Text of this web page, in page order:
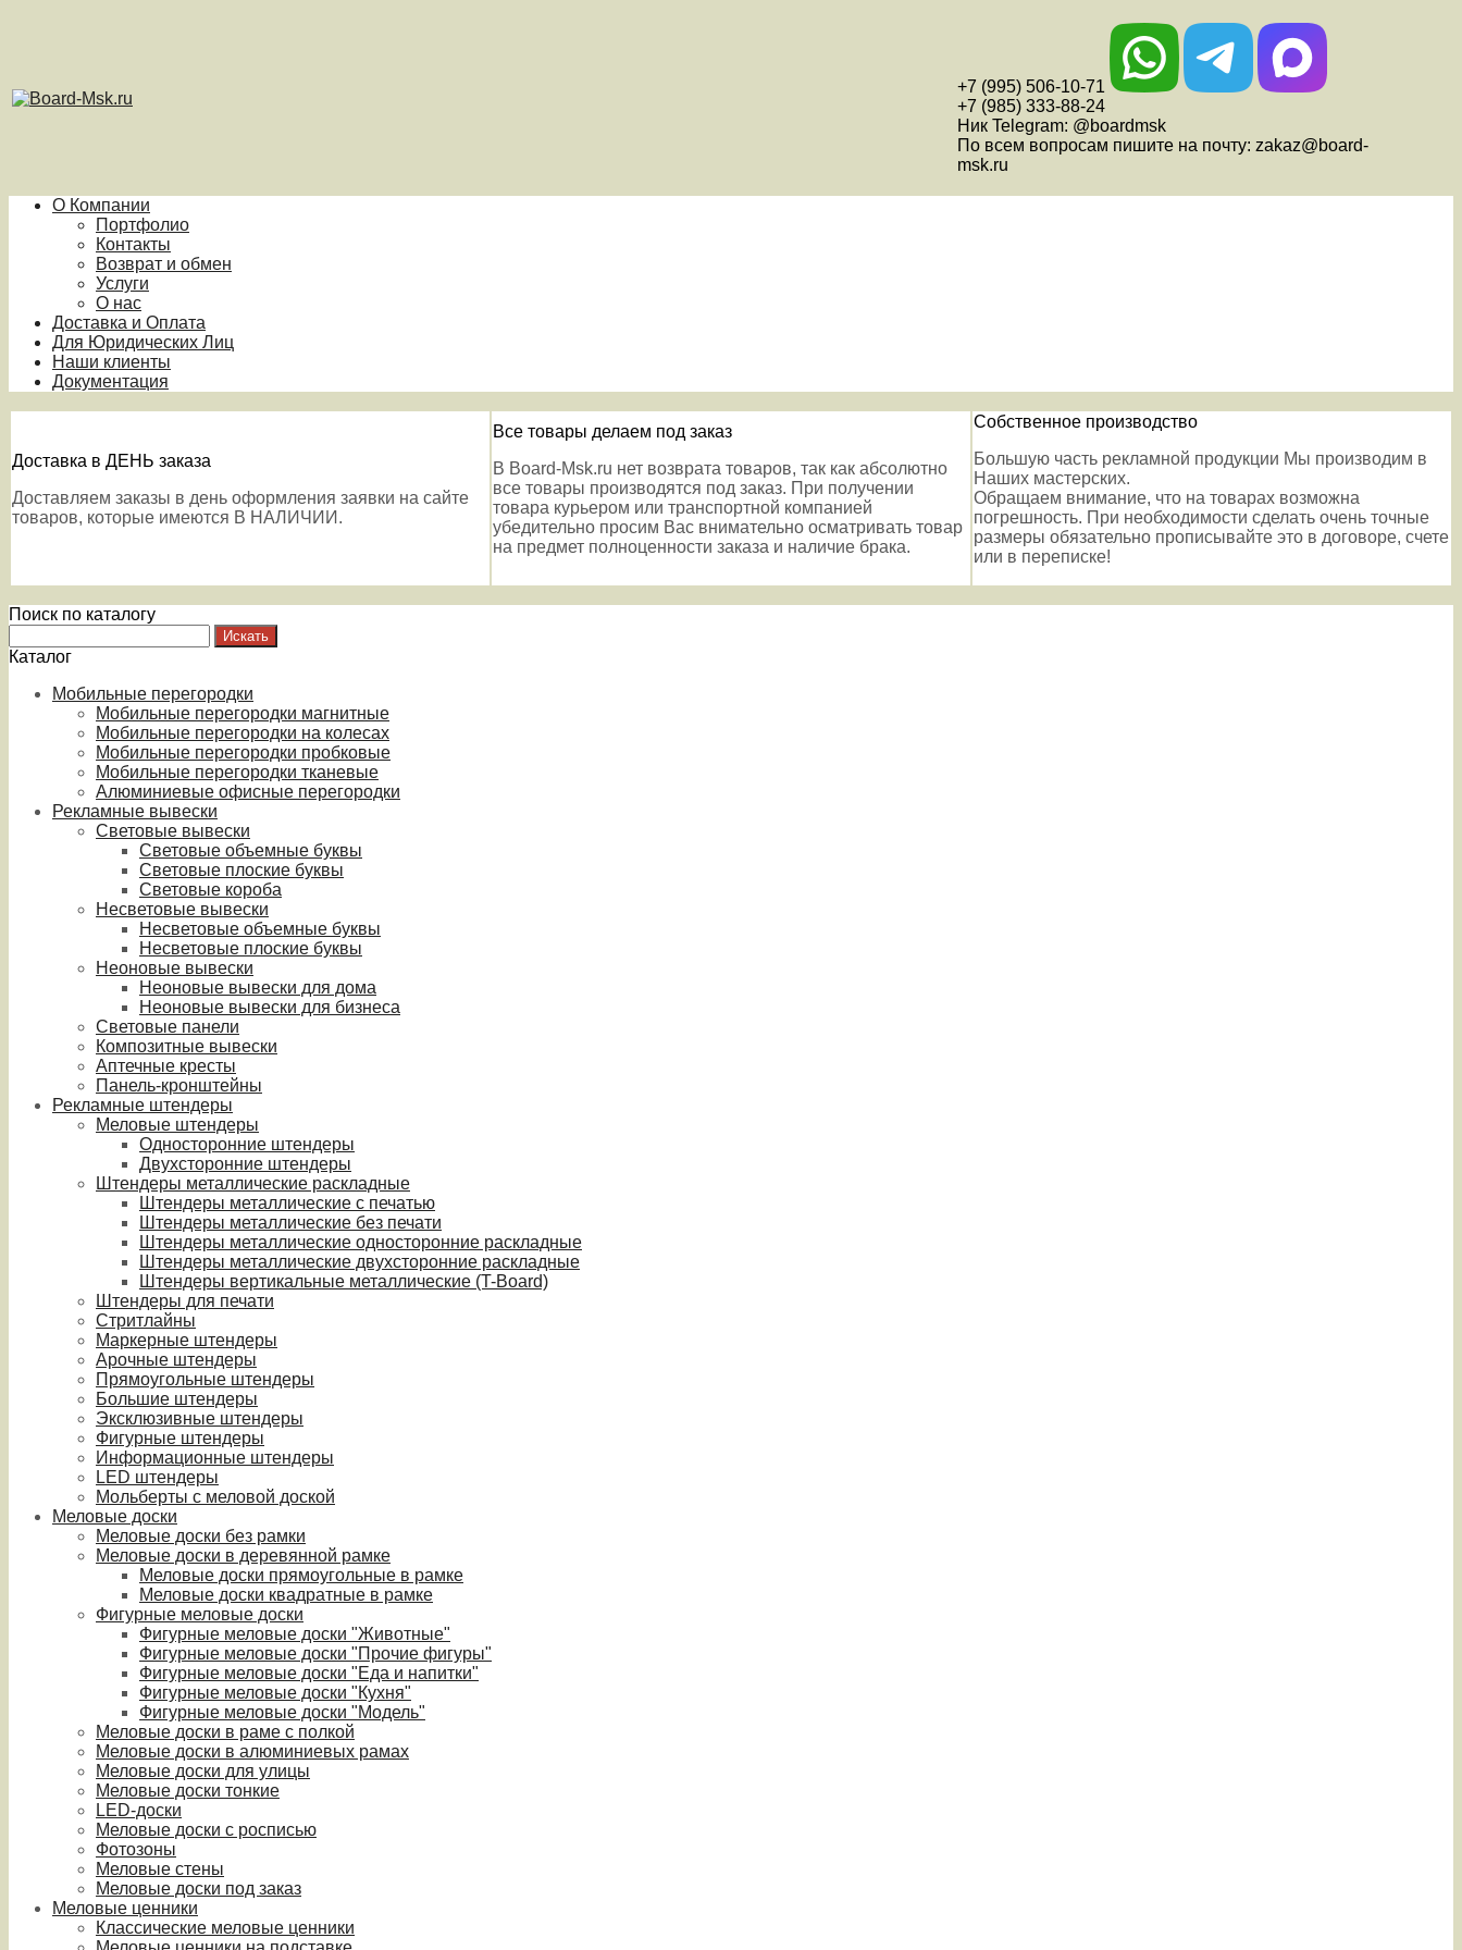
+7 (995) 506-10-71
+7 (985) 333-88-24
Ник Telegram: @boardmsk
По всем вопросам пишите на почту: zakaz@board-
msk.ru
О Компании
Портфолио
Контакты
Возврат и обмен
Услуги
О нас
Доставка и Оплата
Для Юридических Лиц
Наши клиенты
Документация
Доставка в ДЕНЬ заказа
Доставляем заказы в день оформления заявки на сайте
товаров, которые имеются В НАЛИЧИИ.
Все товары делаем под заказ
В Board-Msk.ru нет возврата товаров, так как абсолютно
все товары производятся под заказ. При получении
товара курьером или транспортной компанией
убедительно просим Вас внимательно осматривать товар
на предмет полноценности заказа и наличие брака.
Собственное производство
Большую часть рекламной продукции Мы производим в
Наших мастерских.
Обращаем внимание, что на товарах возможна
погрешность. При необходимости сделать очень точные
размеры обязательно прописывайте это в договоре, счете
или в переписке!
Поиск по каталогу
Каталог
Мобильные перегородки
Мобильные перегородки магнитные
Мобильные перегородки на колесах
Мобильные перегородки пробковые
Мобильные перегородки тканевые
Алюминиевые офисные перегородки
Рекламные вывески
Световые вывески
Световые объемные буквы
Световые плоские буквы
Световые короба
Несветовые вывески
Несветовые объемные буквы
Несветовые плоские буквы
Неоновые вывески
Неоновые вывески для дома
Неоновые вывески для бизнеса
Световые панели
Композитные вывески
Аптечные кресты
Панель-кронштейны
Рекламные штендеры
Меловые штендеры
Односторонние штендеры
Двухсторонние штендеры
Штендеры металлические раскладные
Штендеры металлические с печатью
Штендеры металлические без печати
Штендеры металлические односторонние раскладные
Штендеры металлические двухсторонние раскладные
Штендеры вертикальные металлические (T-Board)
Штендеры для печати
Стритлайны
Маркерные штендеры
Арочные штендеры
Прямоугольные штендеры
Большие штендеры
Эксклюзивные штендеры
Фигурные штендеры
Информационные штендеры
LED штендеры
Мольберты с меловой доской
Меловые доски
Меловые доски без рамки
Меловые доски в деревянной рамке
Меловые доски прямоугольные в рамке
Меловые доски квадратные в рамке
Фигурные меловые доски
Фигурные меловые доски "Животные"
Фигурные меловые доски "Прочие фигуры"
Фигурные меловые доски "Еда и напитки"
Фигурные меловые доски "Кухня"
Фигурные меловые доски "Модель"
Меловые доски в раме с полкой
Меловые доски в алюминиевых рамах
Меловые доски для улицы
Меловые доски тонкие
LED-доски
Меловые доски с росписью
Фотозоны
Меловые стены
Меловые доски под заказ
Меловые ценники
Классические меловые ценники